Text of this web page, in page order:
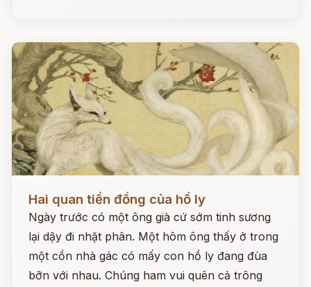
Hai quan tiền đồng của hồ ly
Ngày trước có một ông già cứ sớm tinh sương
lại dậy đi nhặt phân. Một hôm ông thấy ở trong
một cồn nhà gác có mấy con hồ ly đang đùa
bỡn với nhau. Chúng ham vui quên cả trông